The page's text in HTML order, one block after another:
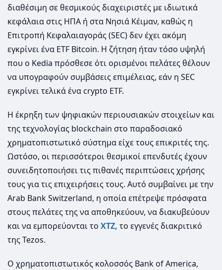
διαθέσιμη σε θεσμικούς διαχειριστές με ιδιωτικά
κεφάλαια στις ΗΠΑ ή στα Νησιά Κέιμαν, καθώς η
Επιτροπή Κεφαλαιαγοράς (SEC) δεν έχει ακόμη
εγκρίνει ένα ETF Bitcoin. Η ζήτηση ήταν τόσο υψηλή
που ο Kedia πρόσθεσε ότι ορισμένοι πελάτες θέλουν
να υπογραφούν συμβάσεις επιμέλειας, εάν η SEC
εγκρίνει τελικά ένα crypto ETF.
Η έκρηξη των ψηφιακών περιουσιακών στοιχείων και
της τεχνολογίας blockchain στο παραδοσιακό
χρηματοπιστωτικό σύστημα είχε τους επικριτές της.
Ωστόσο, οι περισσότεροι θεσμικοί επενδυτές έχουν
συνειδητοποιήσει τις πιθανές περιπτώσεις χρήσης
τους για τις επιχειρήσεις τους. Αυτό συμβαίνει με την
Arab Bank Switzerland, η οποία επέτρεψε πρόσφατα
στους πελάτες της να αποθηκεύουν, να διακυβεύουν
και να εμπορεύονται το XTZ, το εγγενές διακριτικό
της Tezos.
Ο χρηματοπιστωτικός κολοσσός Bank of America,